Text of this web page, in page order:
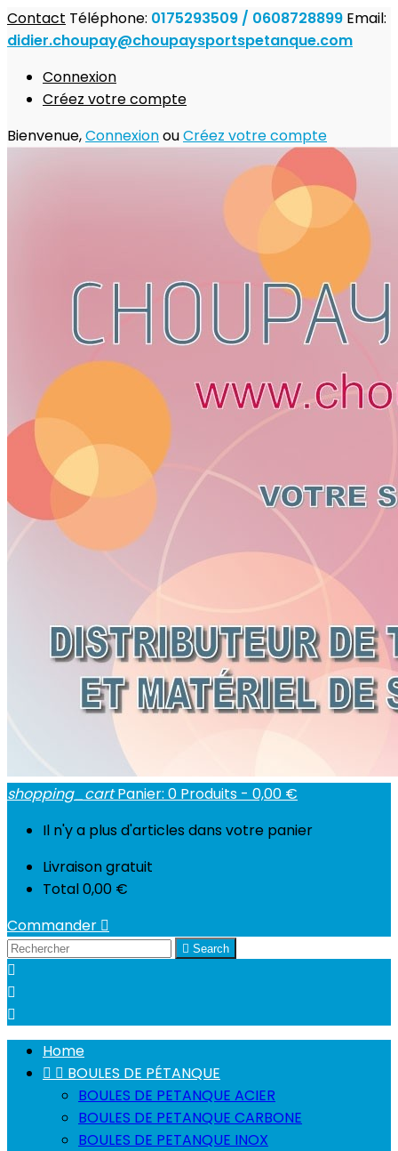
Contact Téléphone: 0175293509 / 0608728899 Email:
didier.choupay@choupaysportspetanque.com
Connexion
Créez votre compte
Bienvenue,ConnexionouCréez votre compte
shopping_cart Panier: 0 Produits - 0,00 €
Il n'y a plus d'articles dans votre panier
Livraisongratuit
Total0,00 €
Commander 
 Search



Home
  BOULES DE PÉTANQUE
BOULES DE PETANQUE ACIER
BOULES DE PETANQUE CARBONE
BOULES DE PETANQUE INOX